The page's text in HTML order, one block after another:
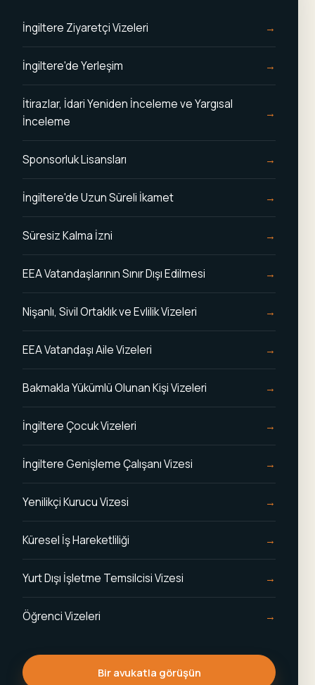
İngiltere Ziyaretçi Vizeleri
İngiltere'de Yerleşim
İtirazlar, İdari Yeniden İnceleme ve Yargısal
İnceleme
Sponsorluk Lisansları
İngiltere'de Uzun Süreli İkamet
Süresiz Kalma İzni
EEA Vatandaşlarının Sınır Dışı Edilmesi
Nişanlı, Sivil Ortaklık ve Evlilik Vizeleri
EEA Vatandaşı Aile Vizeleri
Bakmakla Yükümlü Olunan Kişi Vizeleri
İngiltere Çocuk Vizeleri
İngiltere Genişleme Çalışanı Vizesi
Yenilikçi Kurucu Vizesi
Küresel İş Hareketliliği
Yurt Dışı İşletme Temsilcisi Vizesi
Öğrenci Vizeleri
Bir avukatla görüşün